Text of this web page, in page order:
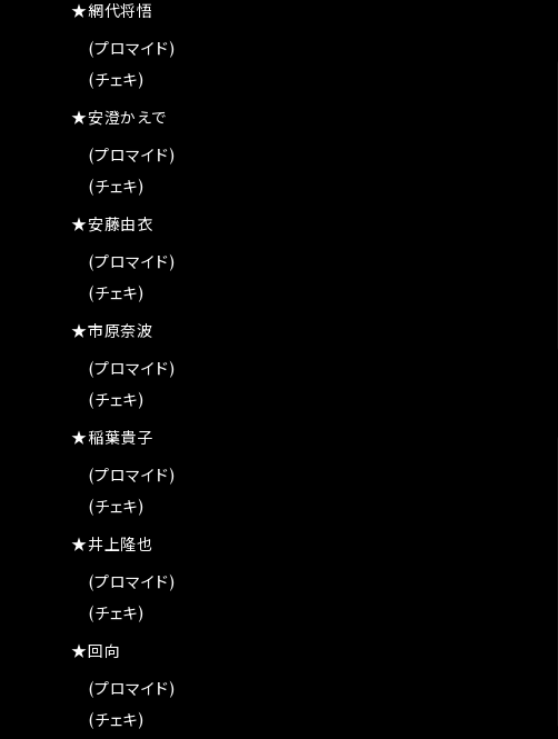
★網代将悟
(プロマイド)
(チェキ)
★安澄かえで
(プロマイド)
(チェキ)
★安藤由衣
(プロマイド)
(チェキ)
★市原奈波
(プロマイド)
(チェキ)
★稲葉貴子
(プロマイド)
(チェキ)
★井上隆也
(プロマイド)
(チェキ)
★回向
(プロマイド)
(チェキ)